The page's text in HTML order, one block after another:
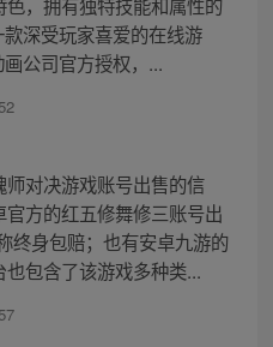
深受玩家喜爱的在线游
公司官方授权，...
对决游戏账号出售的信
方的红五修舞修三账号出
终身包赔；也有安卓九游的
包含了该游戏多种类...